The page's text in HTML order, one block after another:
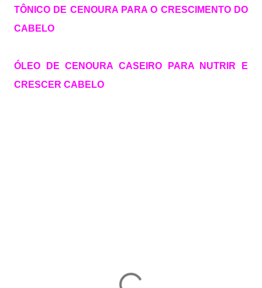
TÔNICO DE CENOURA PARA O CRESCIMENTO DO
CABELO
ÓLEO DE CENOURA CASEIRO PARA NUTRIR E
CRESCER CABELO